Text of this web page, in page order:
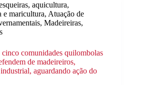
aquicultura,
e maricultura, Atuação de
, Madeireiras,
comunidades quilombolas
de madeireiros,
aguardando ação do